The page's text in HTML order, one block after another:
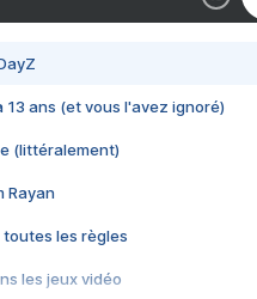
13 ans (et vous l'avez ignoré)
(littéralement)
Rayan
toutes les règles
les jeux vidéo